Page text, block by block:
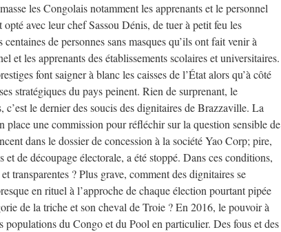
les Congolais notamment les apprenants et le personnel
avec leur chef Sassou Dénis, de tuer à petit feu les
de personnes sans masques qu’ils ont fait venir à
et les apprenants des établissements scolaires et universitaires.
font saigner à blanc les caisses de l’État alors qu’à côté
stratégiques du pays peinent. Rien de surprenant, le
le dernier des soucis des dignitaires de Brazzaville. La
place une commission pour réfléchir sur la question sensible de
dans le dossier de concession à la société Yao Corp; pire,
de découpage électorale, a été stoppé. Dans ces conditions,
transparentes ? Plus grave, comment des dignitaires se
en rituel à l’approche de chaque élection pourtant pipée
de la triche et son cheval de Troie ? En 2016, le pouvoir à
populations du Congo et du Pool en particulier. Des fous et des